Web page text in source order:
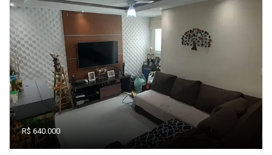
R$ 640.000